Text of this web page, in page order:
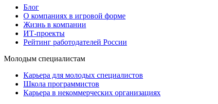
Блог
О компаниях в игровой форме
Жизнь в компании
ИТ-проекты
Рейтинг работодателей России
Молодым специалистам
Карьера для молодых специалистов
Школа программистов
Карьера в некоммерческих организациях